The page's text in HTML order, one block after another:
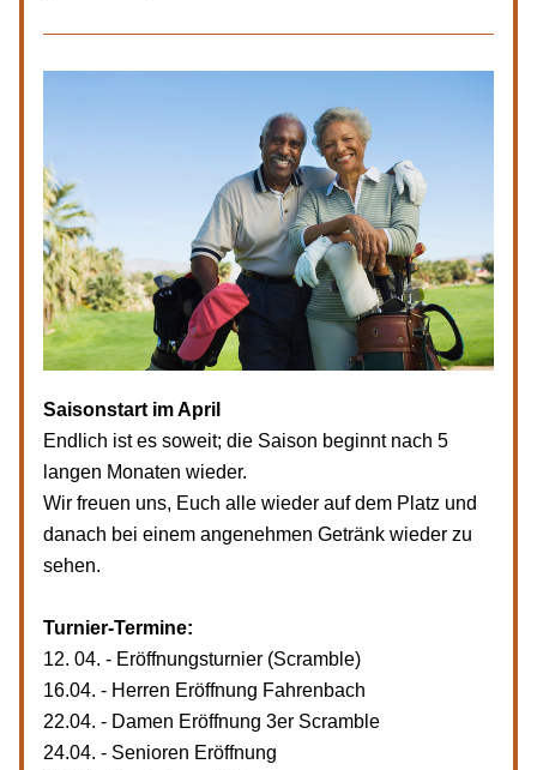
Saisonstart im April
Endlich ist es soweit; die Saison beginnt nach 5
langen Monaten wieder.
Wir freuen uns, Euch alle wieder auf dem Platz und
danach bei einem angenehmen Getränk wieder zu
sehen.
Turnier-Termine:
12. 04. - Eröffnungsturnier (Scramble)
16.04. - Herren Eröffnung Fahrenbach
22.04. - Damen Eröffnung 3er Scramble
24.04. - Senioren Eröffnung